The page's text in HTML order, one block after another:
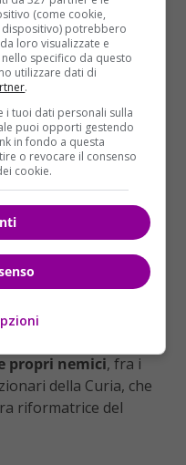
Oscar Maradiaga
delle cordate,
L’esistenza di
conclave non può
assoluta (in molti,
quasi per certa
italiano in continuità
Tuttavia le
di distanza da quel 13
conferma alle
propri nemici, fra i
della Curia, che
riformatrice del
(come cookie,
potrebbero
loro visualizzate e
specifico da questo
utilizzare dati di
.
tuoi dati personali sulla
puoi opporti gestendo
in fondo a questa
o revocare il consenso
cookie.